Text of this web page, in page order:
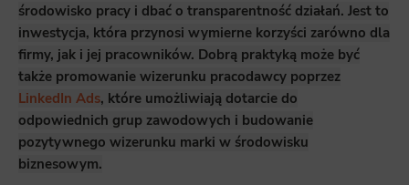
środowisko pracy i dbać o transparentność działań. Jest to
inwestycja, która przynosi wymierne korzyści zarówno dla
firmy, jak i jej pracowników. Dobrą praktyką może być
także promowanie wizerunku pracodawcy poprzez
LinkedIn Ads, które umożliwiają dotarcie do
odpowiednich grup zawodowych i budowanie
pozytywnego wizerunku marki w środowisku
biznesowym.